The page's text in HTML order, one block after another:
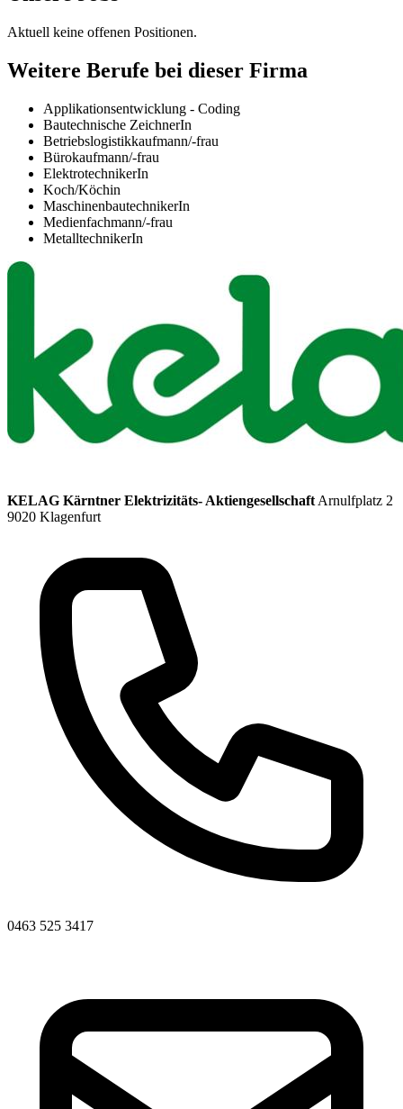
Aktuell keine offenen Positionen.
Weitere Berufe bei dieser Firma
Applikationsentwicklung - Coding
Bautechnische ZeichnerIn
Betriebslogistikkaufmann/-frau
Bürokaufmann/-frau
ElektrotechnikerIn
Koch/Köchin
MaschinenbautechnikerIn
Medienfachmann/-frau
MetalltechnikerIn
KELAG Kärntner Elektrizitäts- Aktiengesellschaft Arnulfplatz 2
9020 Klagenfurt
0463 525 3417